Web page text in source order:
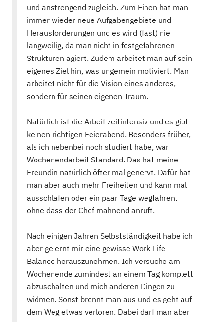
und anstrengend zugleich. Zum Einen hat man
immer wieder neue Aufgabengebiete und
Herausforderungen und es wird (fast) nie
langweilig, da man nicht in festgefahrenen
Strukturen agiert. Zudem arbeitet man auf sein
eigenes Ziel hin, was ungemein motiviert. Man
arbeitet nicht für die Vision eines anderes,
sondern für seinen eigenen Traum.
Natürlich ist die Arbeit zeitintensiv und es gibt
keinen richtigen Feierabend. Besonders früher,
als ich nebenbei noch studiert habe, war
Wochenendarbeit Standard. Das hat meine
Freundin natürlich öfter mal genervt. Dafür hat
man aber auch mehr Freiheiten und kann mal
ausschlafen oder ein paar Tage wegfahren,
ohne dass der Chef mahnend anruft.
Nach einigen Jahren Selbstständigkeit habe ich
aber gelernt mir eine gewisse Work-Life-
Balance herauszunehmen. Ich versuche am
Wochenende zumindest an einem Tag komplett
abzuschalten und mich anderen Dingen zu
widmen. Sonst brennt man aus und es geht auf
dem Weg etwas verloren. Dabei darf man aber